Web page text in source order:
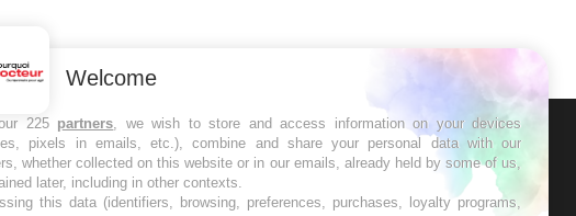
Welcome
225 partners, we wish to store and access information on your devices
pixels in emails, etc.), combine and share your personal data with our
whether collected on this website or in our emails, already held by some of us,
later, including in other contexts.
this data (identifiers, browsing, preferences, purchases, loyalty programs,